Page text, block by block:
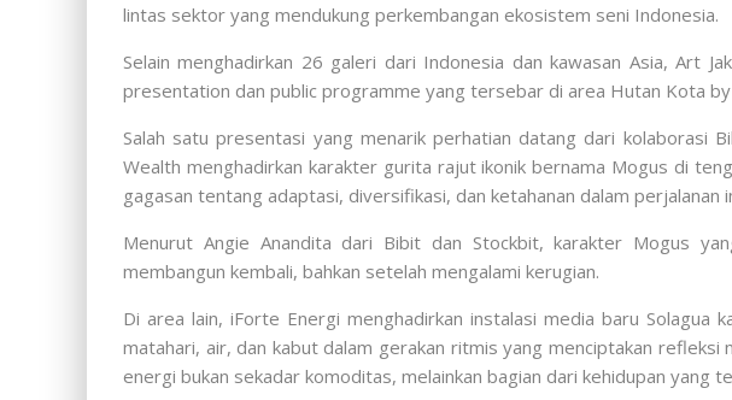
lintas sektor yang mendukung perkembangan ekosistem seni Indonesia.
Selain menghadirkan 26 galeri dari Indonesia dan kawasan Asia, Art
presentation dan public programme yang tersebar di area Hutan Kota
Salah satu presentasi yang menarik perhatian datang dari kolaborasi
Wealth menghadirkan karakter gurita rajut ikonik bernama Mogus di
gagasan tentang adaptasi, diversifikasi, dan ketahanan dalam perjalanan
Menurut Angie Anandita dari Bibit dan Stockbit, karakter Mogus
membangun kembali, bahkan setelah mengalami kerugian.
Di area lain, iForte Energi menghadirkan instalasi media baru
matahari, air, dan kabut dalam gerakan ritmis yang menciptakan refleksi
energi bukan sekadar komoditas, melainkan bagian dari kehidupan yang